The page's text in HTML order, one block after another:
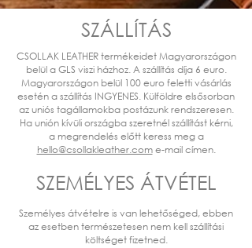
CSOLLAK LEATHER termékeidet Magyarországon
belül a GLS viszi házhoz. A szállítás díja 6 euro.
Magyarországon belül 100 euro feletti vásárlás
esetén a szállítás INGYENES. Külföldre elsősorban
az uniós tagállamokba postázunk rendszeresen.
Ha unión kívüli országba szeretnél szállítást kérni,
a megrendelés előtt keress meg a
hello@csollakleather.come-mail címen.
SZEMÉLYES ÁTVÉTEL
Személyes átvételre is van lehetőséged, ebben
az esetben természetesen nem kell szállítási
költséget fizetned.
SZÁLLÍTÁS